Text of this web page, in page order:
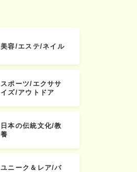
美容/エステ/ネイル
スポーツ/エクササ
イズ/アウトドア
日本の伝統文化/教
養
ユニーク＆レア/バ